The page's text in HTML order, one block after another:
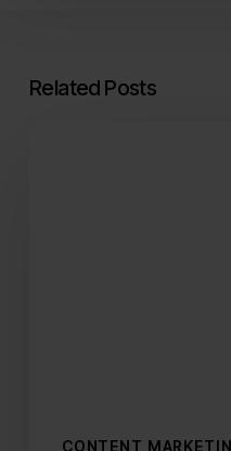
Related Posts
CONTENT